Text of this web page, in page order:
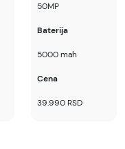
50MP
Baterija
5000 mah
Cena
39.990 RSD